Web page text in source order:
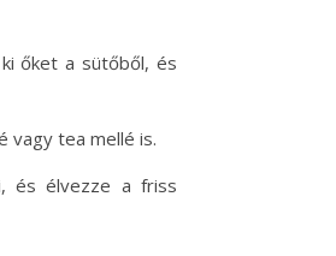
őket a sütőből, és
vagy tea mellé is.
és élvezze a friss